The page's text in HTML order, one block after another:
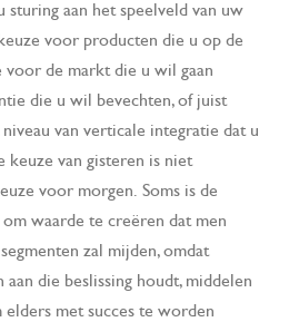
sturing aan het speelveld van uw
voor producten die u op de
voor de markt die u wil gaan
die u wil bevechten, of juist
van verticale integratie dat u
keuze van gisteren is niet
voor morgen. Soms is de
waarde te creëren dat men
zal mijden, omdat
aan die beslissing houdt, middelen
elders met succes te worden